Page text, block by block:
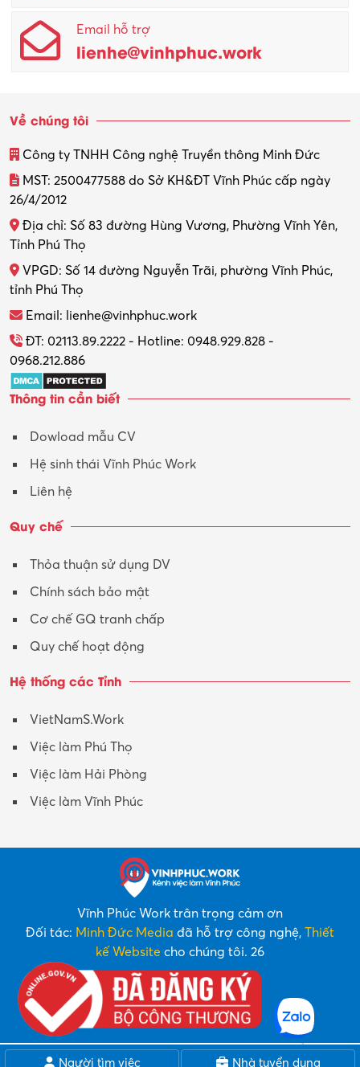
Email hỗ trợ
lienhe@vinhphuc.work
Về chúng tôi
Công ty TNHH Công nghệ Truyền thông Minh Đức
MST: 2500477588 do Sở KH&ĐT Vĩnh Phúc cấp ngày
26/4/2012
Địa chỉ: Số 83 đường Hùng Vương, Phường Vĩnh Yên,
Tỉnh Phú Thọ
VPGD: Số 14 đường Nguyễn Trãi, phường Vĩnh Phúc,
tỉnh Phú Thọ
Email: lienhe@vinhphuc.work
ĐT: 02113.89.2222 - Hotline: 0948.929.828 -
0968.212.886
Thông tin cần biết
Dowload mẫu CV
Hệ sinh thái Vĩnh Phúc Work
Liên hệ
Quy chế
Thỏa thuận sử dụng DV
Chính sách bảo mật
Cơ chế GQ tranh chấp
Quy chế hoạt động
Hệ thống các Tỉnh
VietNamS.Work
Việc làm Phú Thọ
Việc làm Hải Phòng
Việc làm Vĩnh Phúc
Vĩnh Phúc Work trân trọng cảm ơn
Đối tác: Minh Đức Media đã hỗ trợ công nghệ, Thiết
kế Website cho chúng tôi. 26
Người tìm việc Nhà tuyển dụng